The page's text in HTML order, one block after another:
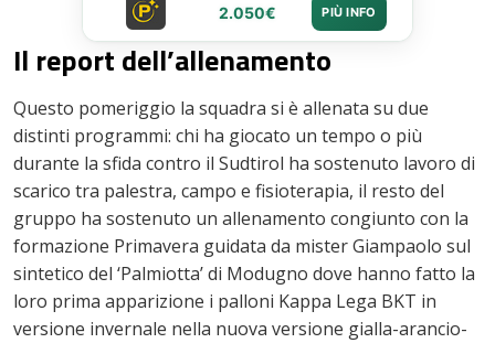
2.050€ PIÙ INFO
Il report dell’allenamento
Questo pomeriggio la squadra si è allenata su due
distinti programmi: chi ha giocato un tempo o più
durante la sfida contro il Sudtirol ha sostenuto lavoro di
scarico tra palestra, campo e fisioterapia, il resto del
gruppo ha sostenuto un allenamento congiunto con la
formazione Primavera guidata da mister Giampaolo sul
sintetico del ‘Palmiotta’ di Modugno dove hanno fatto la
loro prima apparizione i palloni Kappa Lega BKT in
versione invernale nella nuova versione gialla-arancio-